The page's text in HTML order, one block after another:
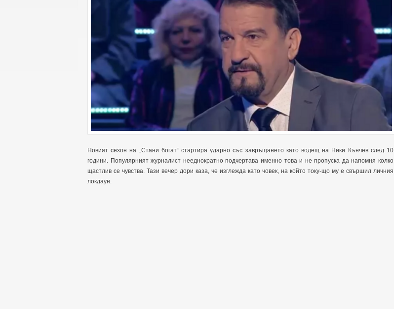
Новият сезон на „Стани богат“ стартира ударно със завръщането като водещ на Ники Кънчев след 10
години. Популярният журналист нееднократно подчертава именно това и не пропуска да напомня колко
щастлив се чувства. Тази вечер дори каза, че изглежда като човек, на който току-що му е свършил личния
локдаун.